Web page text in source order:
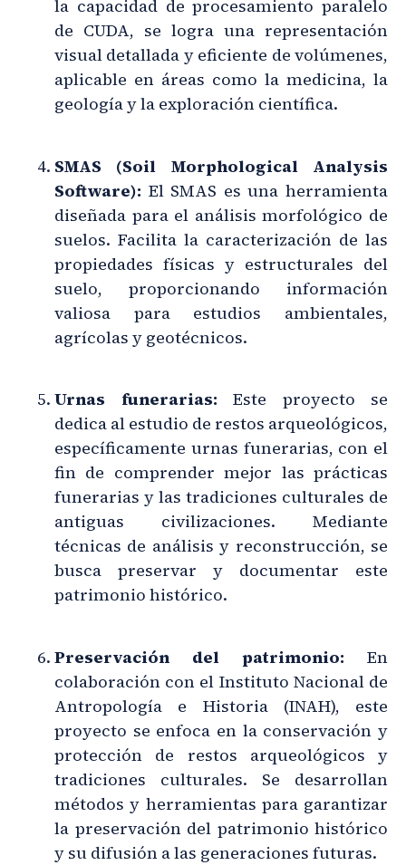
la capacidad de procesamiento paralelo
de CUDA, se logra una representación
visual detallada y eficiente de volúmenes,
aplicable en áreas como la medicina, la
geología y la exploración científica.
SMAS (Soil Morphological Analysis
Software): El SMAS es una herramienta
diseñada para el análisis morfológico de
suelos. Facilita la caracterización de las
propiedades físicas y estructurales del
suelo, proporcionando información
valiosa para estudios ambientales,
agrícolas y geotécnicos.
Urnas funerarias: Este proyecto se
dedica al estudio de restos arqueológicos,
específicamente urnas funerarias, con el
fin de comprender mejor las prácticas
funerarias y las tradiciones culturales de
antiguas civilizaciones. Mediante
técnicas de análisis y reconstrucción, se
busca preservar y documentar este
patrimonio histórico.
Preservación del patrimonio: En
colaboración con el Instituto Nacional de
Antropología e Historia (INAH), este
proyecto se enfoca en la conservación y
protección de restos arqueológicos y
tradiciones culturales. Se desarrollan
métodos y herramientas para garantizar
la preservación del patrimonio histórico
y su difusión a las generaciones futuras.